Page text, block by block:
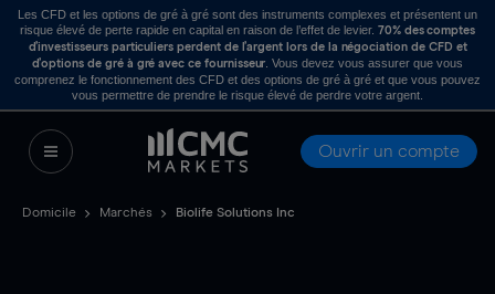
Les CFD et les options de gré à gré sont des instruments complexes et présentent un
risque élevé de perte rapide en capital en raison de l’effet de levier. 70% des comptes
d’investisseurs particuliers perdent de l’argent lors de la négociation de CFD et
d’options de gré à gré avec ce fournisseur . Vous devez vous assurer que vous
comprenez le fonctionnement des CFD et des options de gré à gré et que vous pouvez
vous permettre de prendre le risque élevé de perdre votre argent.
Ouvrir un compte
Domicile Marchés Biolife Solutions Inc